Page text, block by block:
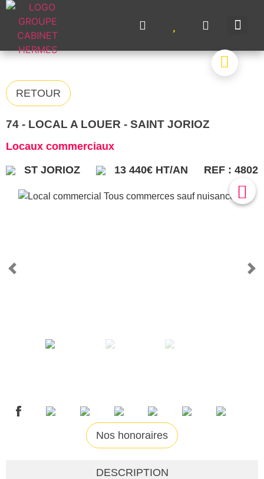
RETOUR
74 - LOCAL A LOUER - SAINT JORIOZ
Locaux commerciaux
ST JORIOZ
13 440€ HT/AN REF : 4802
Nos honoraires
DESCRIPTION